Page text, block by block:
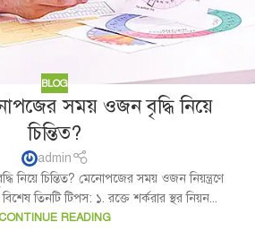
BLOG
সময় ওজন বৃদ্ধি নিয়ে
চিন্তিত?
admin
নিয়ে চিন্তিত? মেনোপজের সময় ওজন নিয়ন্ত্রণে
তিনটি টিপস: ১. রক্তে শর্করার স্থর নিয়ন...
READING